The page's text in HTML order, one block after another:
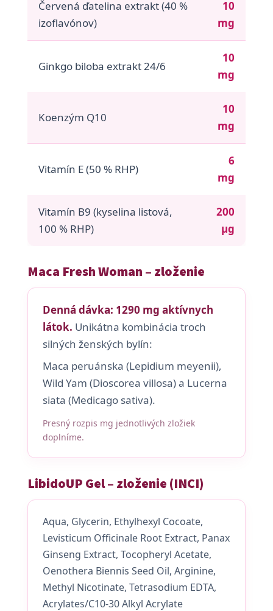
Červená ďatelina extrakt (40 %
izoflavónov)
10
mg
Ginkgo biloba extrakt 24/6
10
mg
Koenzým Q10
10
mg
Vitamín E (50 % RHP)
6
mg
Vitamín B9 (kyselina listová,
100 % RHP)
200
µg
Maca Fresh Woman – zloženie
Denná dávka: 1290 mg aktívnych
látok. Unikátna kombinácia troch
silných ženských bylín:
Maca peruánska (Lepidium meyenii),
Wild Yam (Dioscorea villosa) a Lucerna
siata (Medicago sativa).
Presný rozpis mg jednotlivých zložiek
doplníme.
LibidoUP Gel – zloženie (INCI)
Aqua, Glycerin, Ethylhexyl Cocoate,
Levisticum Officinale Root Extract, Panax
Ginseng Extract, Tocopheryl Acetate,
Oenothera Biennis Seed Oil, Arginine,
Methyl Nicotinate, Tetrasodium EDTA,
Acrylates/C10-30 Alkyl Acrylate